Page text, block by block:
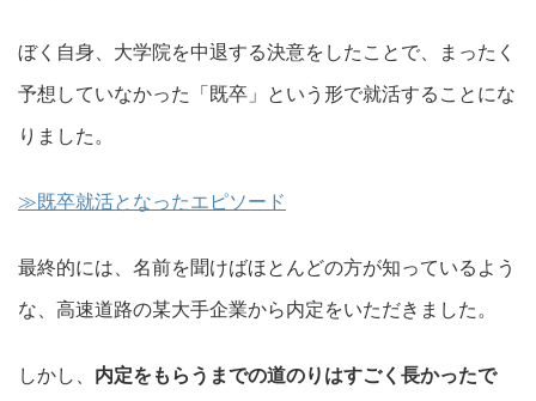
ぼく自身、大学院を中退する決意をしたことで、まったく
予想していなかった「既卒」という形で就活することにな
りました。
≫既卒就活となったエピソード
最終的には、名前を聞けばほとんどの方が知っているよう
な、高速道路の某大手企業から内定をいただきました。
しかし、 内定をもらうまでの道のりはすごく長かったで